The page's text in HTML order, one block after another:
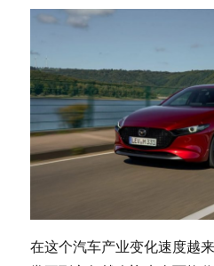
在这个汽车产业变化速度越